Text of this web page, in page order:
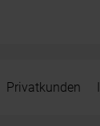
Privatkunden